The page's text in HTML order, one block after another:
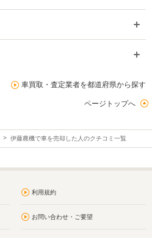
車買取・査定業者を都道府県から探す
ページトップへ
伊藤農機で車を売却した人のクチコミ一覧
利用規約
お問い合わせ・ご要望